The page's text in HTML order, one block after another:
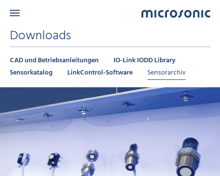
Downloads
CAD und Betriebsanleitungen
IO-Link IODD Library
Sensorkatalog
LinkControl-Software Sensorarchiv